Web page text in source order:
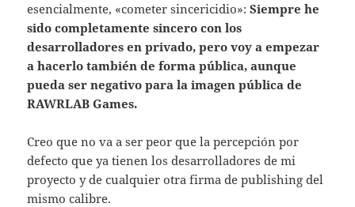
esencialmente, «cometer sincericidio»:Siempre he
sido completamente sincero con los
desarrolladores en privado, pero voy a empezar
a hacerlo también de forma pública, aunque
pueda ser negativo para la imagen pública de
RAWRLAB Games.
Creo que no va a ser peor que la percepción por
defecto que ya tienen los desarrolladores de mi
proyecto y de cualquier otra firma de publishing del
mismo calibre.